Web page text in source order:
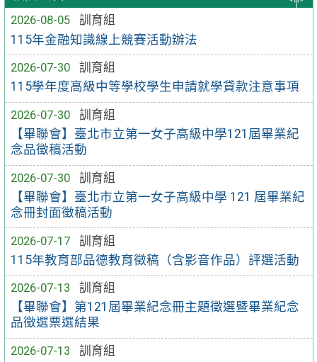
2026-08-05
訓育組
115年金融知識線上競賽活動辦法
2026-07-30
訓育組
115學年度高級中等學校學生申請就學貸款注意事項
2026-07-30
訓育組
【畢聯會】臺北市立第一女子高級中學121屆畢業紀
念品徵稿活動
2026-07-30
訓育組
【畢聯會】臺北市立第一女子高級中學 121 屆畢業紀
念冊封面徵稿活動
2026-07-17
訓育組
115年教育部品德教育徵稿（含影音作品）評選活動
2026-07-13
訓育組
【畢聯會】第121屆畢業紀念冊主題徵選暨畢業紀念
品徵選票選結果
2026-07-13
訓育組